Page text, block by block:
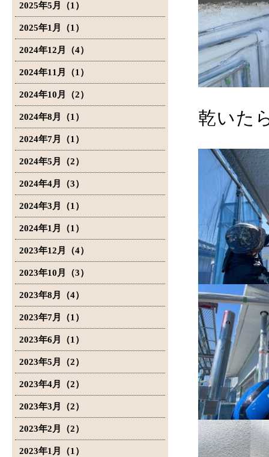
2025年5月（1）
2025年1月（1）
2024年12月（4）
2024年11月（1）
2024年10月（2）
2024年8月（1）
2024年7月（1）
2024年5月（2）
2024年4月（3）
2024年3月（1）
2024年1月（1）
2023年12月（4）
2023年10月（3）
2023年8月（4）
2023年7月（1）
2023年6月（1）
2023年5月（2）
2023年4月（2）
2023年3月（2）
2023年2月（2）
2023年1月（1）
乾いた